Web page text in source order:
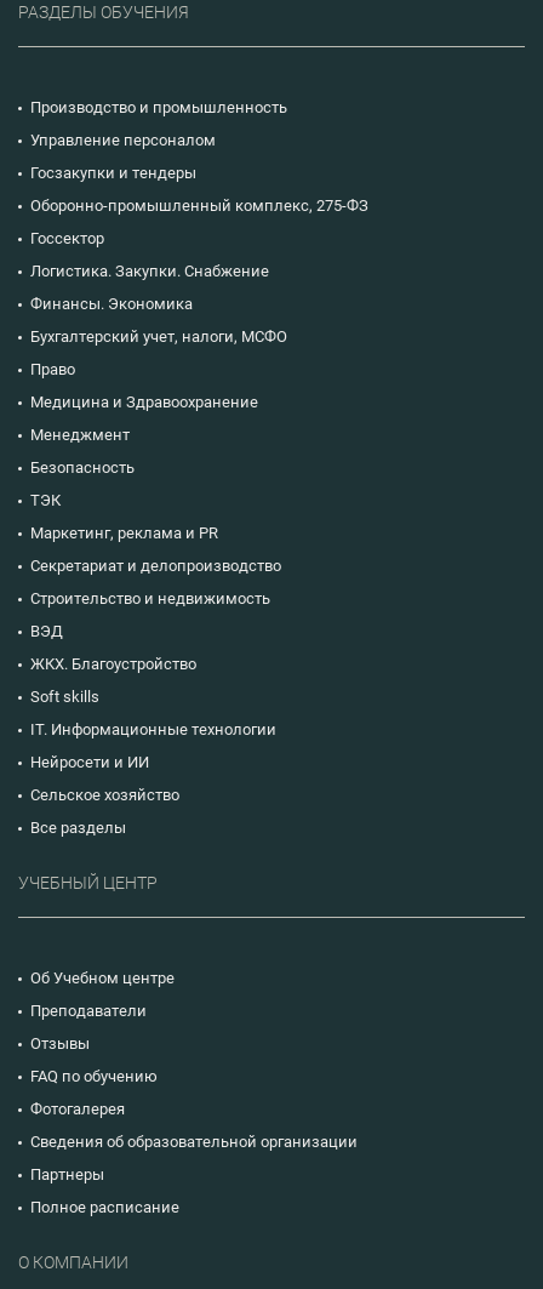
РАЗДЕЛЫ ОБУЧЕНИЯ
Производство и промышленность
Управление персоналом
Госзакупки и тендеры
Оборонно-промышленный комплекс, 275-ФЗ
Госсектор
Логистика. Закупки. Снабжение
Финансы. Экономика
Бухгалтерский учет, налоги, МСФО
Право
Медицина и Здравоохранение
Менеджмент
Безопасность
ТЭК
Маркетинг, реклама и PR
Секретариат и делопроизводство
Строительство и недвижимость
ВЭД
ЖКХ. Благоустройство
Soft skills
IT. Информационные технологии
Нейросети и ИИ
Сельское хозяйство
Все разделы
УЧЕБНЫЙ ЦЕНТР
Об Учебном центре
Преподаватели
Отзывы
FAQ по обучению
Фотогалерея
Сведения об образовательной организации
Партнеры
Полное расписание
О КОМПАНИИ